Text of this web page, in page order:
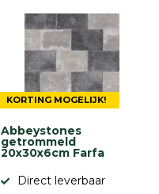
KORTING MOGELIJK!
Abbeystones
getrommeld
20x30x6cm Farfa
Direct leverbaar